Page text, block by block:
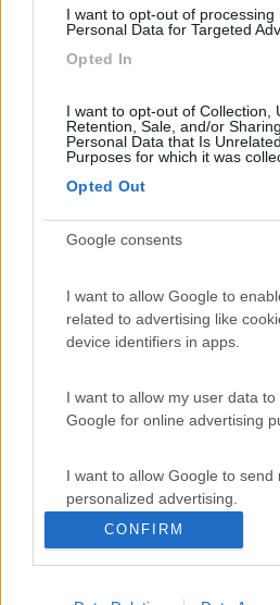
I want to opt-out of processing
Personal Data for Targeted
Opted In
I want to opt-out of Collection,
Retention, Sale, and/or
Personal Data that Is
Purposes for which it was
Opted Out
Google consents
I want to allow Google to
related to advertising like
device identifiers in apps.
I want to allow my user data
Google for online advertising
I want to allow Google to send
personalized advertising.
I want to allow Google to
device identifiers in apps.
CONFIRM
4601
Inserito il04/02/2015
3 camping a meno di di 5 km,
vicine dovrebbero essere nella zona
rlui
Inserito il06/02/2015 alle:13:55:45
Sicuramente molto interessante...a
mauritius